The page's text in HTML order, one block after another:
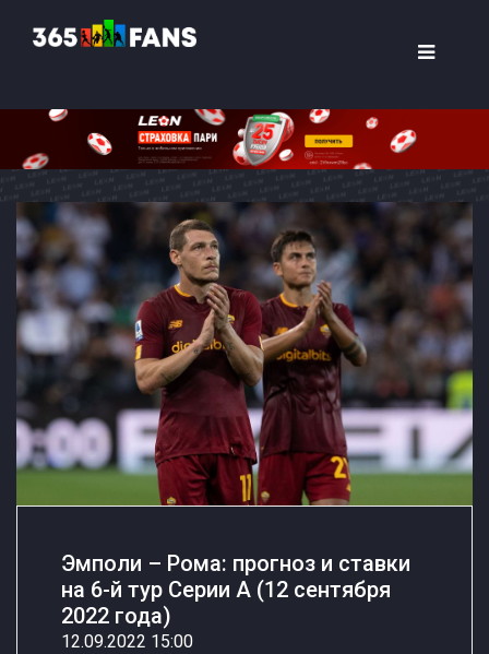
Эмполи – Рома: прогноз и ставки
на 6-й тур Серии А (12 сентября
2022 года)
12.09.2022 15:00